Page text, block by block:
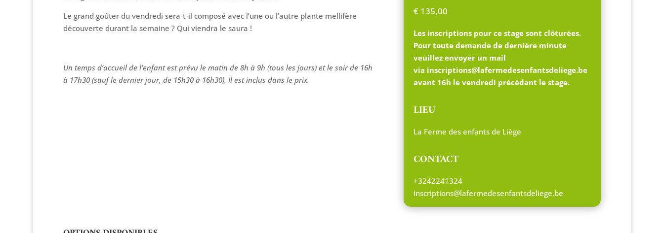
Le grand goûter du vendredi sera-t-il composé avec l’une ou l’autre plante mellifère
découverte durant la semaine ? Qui viendra le saura !
Un temps d’accueil de l’enfant est prévu le matin de 8h à 9h (tous les jours) et le soir de 16h
à 17h30 (sauf le dernier jour, de 15h30 à 16h30). Il est inclus dans le prix.
€135,00
Les inscriptions pour ce stage sont clôturées.
Pour toute demande de dernière minute
veuillez envoyer un mail
via inscriptions@lafermedesenfantsdeliege.be
avant 16h le vendredi précédant le stage.
LIEU
La Ferme des enfants de Liège
CONTACT
+3242241324
inscriptions@lafermedesenfantsdeliege.be